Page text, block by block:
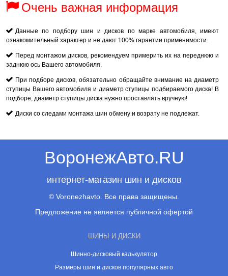
Очень важная информация
Данные по подбору шин и дисков по марке автомобиля, имеют
ознакомительный характер и не дают 100% гарантии применимости.
Перед монтажом дисков, рекомендуем примерить их на переднюю и
заднюю ось Вашего автомобиля.
При подборе дисков, обязательно обращайте внимание на диаметр
ступицы Вашего автомобиля и диаметр ступицы подбираемого диска! В
подборе, диаметр ступицы диска нужно проставлять вручную!
Диски со следами монтажа шин обмену и возрату не подлежат.
ВоронежАвто.RU
интернет-магазин шин и дисков
© Voronezhavto. Все права защищены.
Предложение не является публичной офертой
ШИНЫ И ДИСКИ
Шинно-дисковый калькулятор
Размеры шин и дисков популярных авто